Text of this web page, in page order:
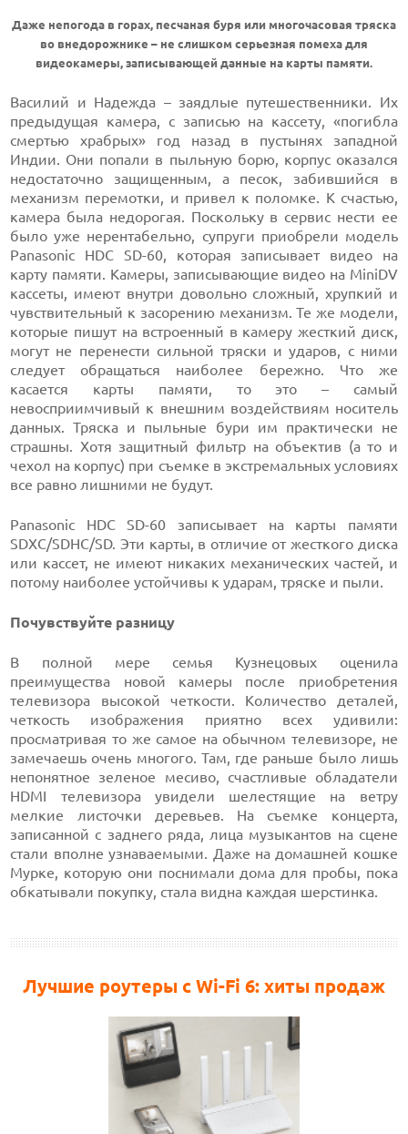
Даже непогода в горах, песчаная буря или многочасовая тряска
во внедорожнике – не слишком серьезная помеха для
видеокамеры, записывающей данные на карты памяти.
Василий и Надежда – заядлые путешественники. Их
предыдущая камера, с записью на кассету, «погибла
смертью храбрых» год назад в пустынях западной
Индии. Они попали в пыльную борю, корпус оказался
недостаточно защищенным, а песок, забившийся в
механизм перемотки, и привел к поломке. К счастью,
камера была недорогая. Поскольку в сервис нести ее
было уже нерентабельно, супруги приобрели модель
Panasonic HDC SD-60, которая записывает видео на
карту памяти. Камеры, записывающие видео на MiniDV
кассеты, имеют внутри довольно сложный, хрупкий и
чувствительный к засорению механизм. Те же модели,
которые пишут на встроенный в камеру жесткий диск,
могут не перенести сильной тряски и ударов, с ними
следует обращаться наиболее бережно. Что же
касается карты памяти, то это – самый
невосприимчивый к внешним воздействиям носитель
данных. Тряска и пыльные бури им практически не
страшны. Хотя защитный фильтр на объектив (а то и
чехол на корпус) при съемке в экстремальных условиях
все равно лишними не будут.
Panasonic HDC SD-60 записывает на карты памяти
SDXC/SDHC/SD. Эти карты, в отличие от жесткого диска
или кассет, не имеют никаких механических частей, и
потому наиболее устойчивы к ударам, тряске и пыли.
Почувствуйте разницу
В полной мере семья Кузнецовых оценила
преимущества новой камеры после приобретения
телевизора высокой четкости. Количество деталей,
четкость изображения приятно всех удивили:
просматривая то же самое на обычном телевизоре, не
замечаешь очень многого. Там, где раньше было лишь
непонятное зеленое месиво, счастливые обладатели
HDMI телевизора увидели шелестящие на ветру
мелкие листочки деревьев. На съемке концерта,
записанной с заднего ряда, лица музыкантов на сцене
стали вполне узнаваемыми. Даже на домашней кошке
Мурке, которую они поснимали дома для пробы, пока
обкатывали покупку, стала видна каждая шерстинка.
Лучшие роутеры с Wi-Fi 6: хиты продаж